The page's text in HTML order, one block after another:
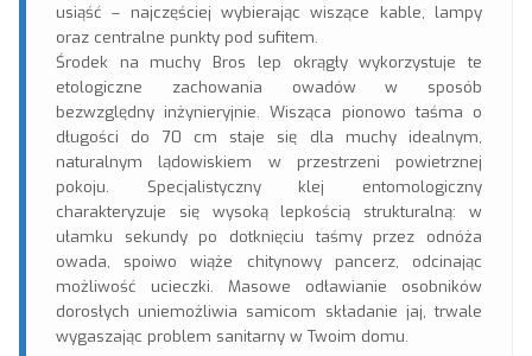
usiąść – najczęściej wybierając wiszące kable, lampy
oraz centralne punkty pod sufitem.
Środek na muchy Bros lep okrągły wykorzystuje te
etologiczne zachowania owadów w sposób
bezwzględny inżynieryjnie. Wisząca pionowo taśma o
długości do 70 cm staje się dla muchy idealnym,
naturalnym lądowiskiem w przestrzeni powietrznej
pokoju. Specjalistyczny klej entomologiczny
charakteryzuje się wysoką lepkością strukturalną: w
ułamku sekundy po dotknięciu taśmy przez odnóża
owada, spoiwo wiąże chitynowy pancerz, odcinając
możliwość ucieczki. Masowe odławianie osobników
dorosłych uniemożliwia samicom składanie jaj, trwale
wygaszając problem sanitarny w Twoim domu.